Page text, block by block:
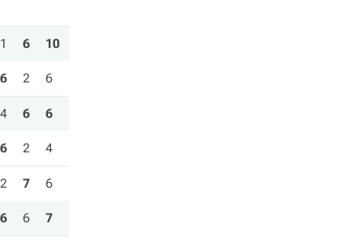
1 6 10
6 2 6
4 6 6
6 2 4
2 7 6
6 6 7